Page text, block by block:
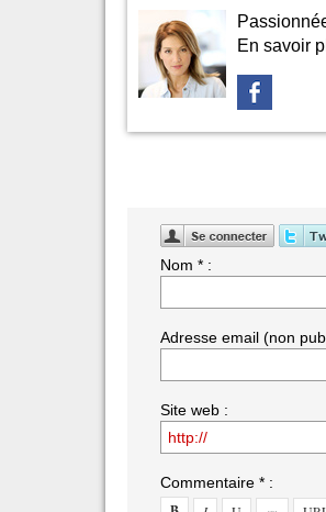
En savoir
Nom * :
Adresse email (non
Site web :
Commentaire * :